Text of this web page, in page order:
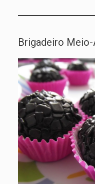
Brigadeiro